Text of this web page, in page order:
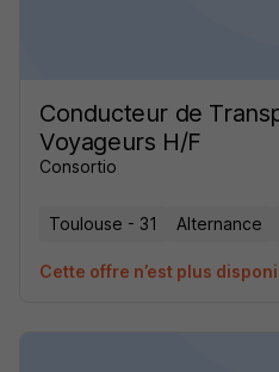
Conducteur de
Voyageurs H/F
Consortio
Toulouse - 31 Alternance
Cette offre n’est plus